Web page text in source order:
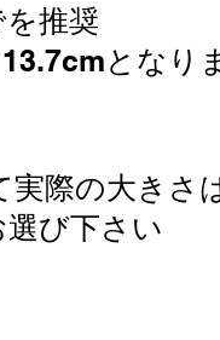
推奨
となり
際の大きさ
選び下さい
」​